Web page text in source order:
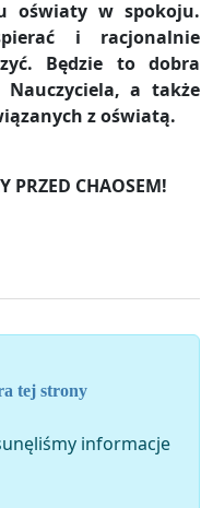
oświaty w spokoju.
i racjonalnie
Będzie to dobra
a także
z oświatą.
PRZED CHAOSEM!
tej strony
informacje